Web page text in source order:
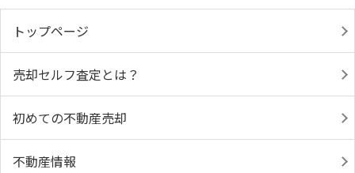
トップページ
売却セルフ査定とは？
初めての不動産売却
不動産情報